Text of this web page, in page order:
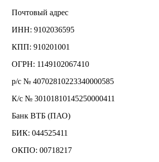
Почтовый адрес
ИНН: 9102036595
КПП: 910201001
ОГРН: 1149102067410
р/с № 40702810223340000585
К/с № 30101810145250000411
Банк ВТБ (ПАО)
БИК: 044525411
ОКПО: 00718217